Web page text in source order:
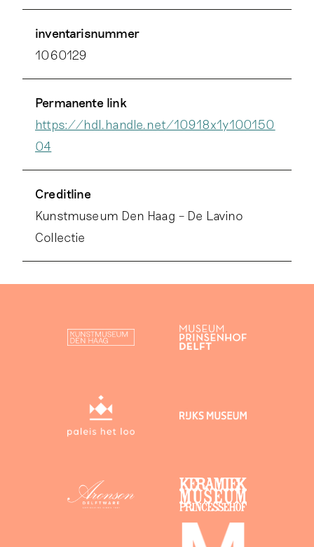
inventarisnummer
1060129
Permanente link
https://hdl.handle.net/10918x1y100150
04
Creditline
Kunstmuseum Den Haag – De Lavino
Collectie